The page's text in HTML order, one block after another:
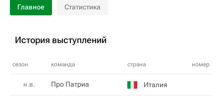
Главное Статистика
История выступлений
сезон команда страна номер
н.в. Про Патриа Италия